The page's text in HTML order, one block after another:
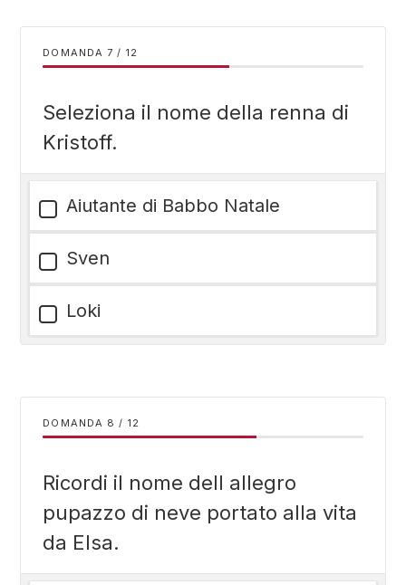
DOMANDA / 12
Seleziona il nome della renna di
Kristoff.
Aiutante di Babbo Natale
Sven
Loki
DOMANDA / 12
Ricordi il nome dell allegro
pupazzo di neve portato alla vita
da Elsa.